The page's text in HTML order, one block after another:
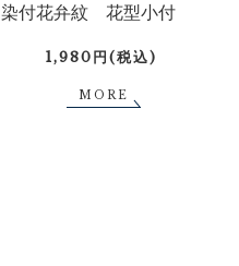
染付花弁紋 花型小付
1,980円(税込)
MORE